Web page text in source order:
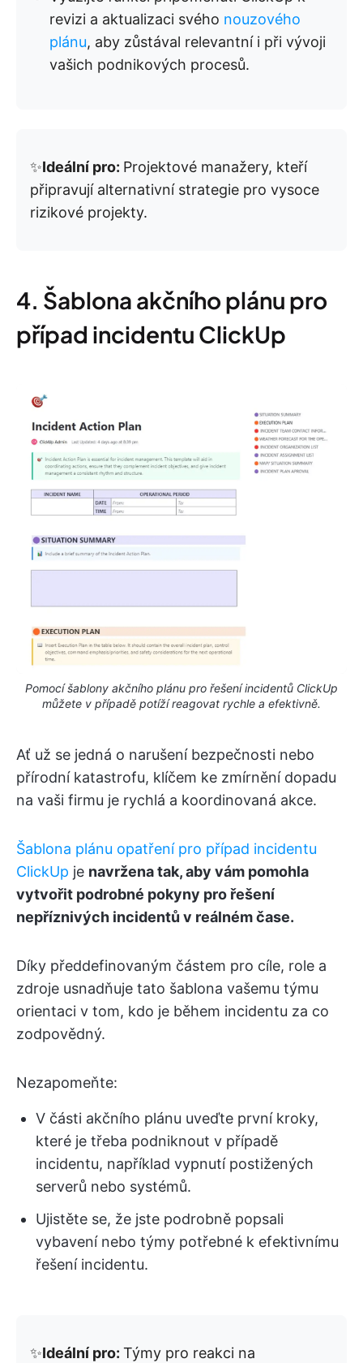
revizi a aktualizaci svého nouzového
plánu, aby zůstával relevantní i při vývoji
vašich podnikových procesů.
✨Ideální pro: Projektové manažery, kteří
připravují alternativní strategie pro vysoce
rizikové projekty.
4. Šablona akčního plánu pro
případ incidentu ClickUp
Pomocí šablony akčního plánu pro řešení incidentů ClickUp
můžete v případě potíží reagovat rychle a efektivně.
Ať už se jedná o narušení bezpečnosti nebo
přírodní katastrofu, klíčem ke zmírnění dopadu
na vaši firmu je rychlá a koordinovaná akce.
Šablona plánu opatření pro případ incidentu
ClickUp je navržena tak, aby vám pomohla
vytvořit podrobné pokyny pro řešení
nepříznivých incidentů v reálném čase.
Díky předdefinovaným částem pro cíle, role a
zdroje usnadňuje tato šablona vašemu týmu
orientaci v tom, kdo je během incidentu za co
zodpovědný.
Nezapomeňte:
V části akčního plánu uveďte první kroky,
které je třeba podniknout v případě
incidentu, například vypnutí postižených
serverů nebo systémů.
Ujistěte se, že jste podrobně popsali
vybavení nebo týmy potřebné k efektivnímu
řešení incidentu.
✨Ideální pro: Týmy pro reakci na